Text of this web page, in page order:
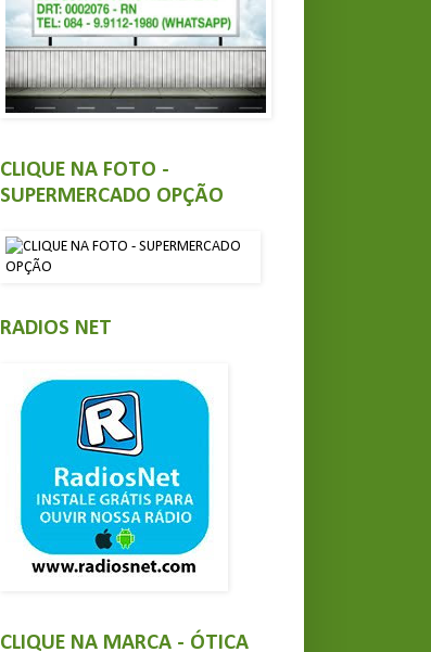
CLIQUE NA FOTO -
SUPERMERCADO OPÇÃO
RADIOS NET
CLIQUE NA MARCA - ÓTICA